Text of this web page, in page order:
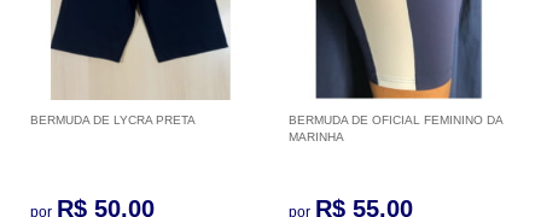
BERMUDA DE LYCRA PRETA
por R$ 50,00
BERMUDA DE OFICIAL FEMININO DA
MARINHA
por R$ 55,00